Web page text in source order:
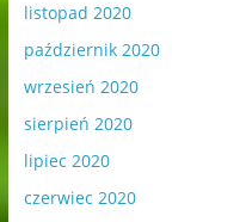
listopad 2020
październik 2020
wrzesień 2020
sierpień 2020
lipiec 2020
czerwiec 2020